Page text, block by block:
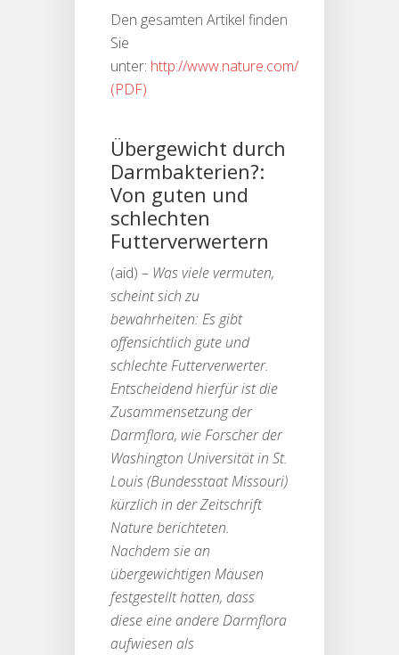
Den gesamten Artikel finden
Sie
unter: http://www.nature.com/
Übergewicht durch
Darmbakterien?:
Von guten und
schlechten
Futterverwertern
(aid) – Was viele vermuten,
scheint sich zu
bewahrheiten: Es gibt
offensichtlich gute und
schlechte Futterverwerter.
Entscheidend hierfür ist die
Zusammensetzung der
Darmflora, wie Forscher der
Washington Universität in St.
Louis (Bundesstaat Missouri)
kürzlich in der Zeitschrift
Nature berichteten.
Nachdem sie an
übergewichtigen Mäusen
festgestellt hatten, dass
diese eine andere Darmflora
aufwiesen als